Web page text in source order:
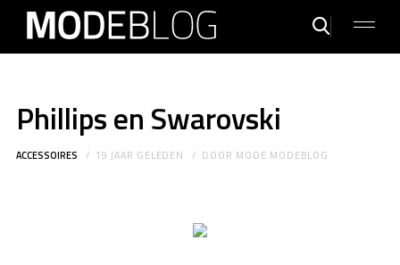
Phillips en Swarovski
ACCESSOIRES 19 JAAR GELEDEN DOOR MODE MODEBLOG